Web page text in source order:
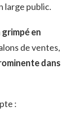
large public.
en
de ventes,
dans
: